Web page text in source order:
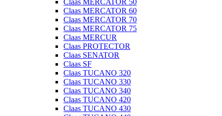
Claas MERCATOR 50
Claas MERCATOR 60
Claas MERCATOR 70
Claas MERCATOR 75
Claas MERCUR
Claas PROTECTOR
Claas SENATOR
Claas SF
Claas TUCANO 320
Claas TUCANO 330
Claas TUCANO 340
Claas TUCANO 420
Claas TUCANO 430